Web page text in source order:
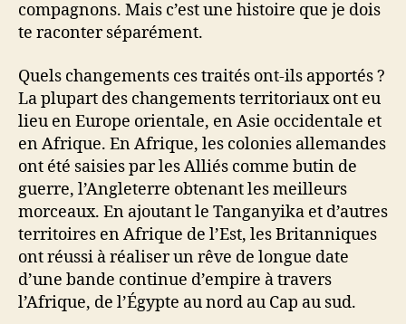
compagnons. Mais c’est une histoire que je dois
te raconter séparément.
Quels changements ces traités ont-ils apportés ?
La plupart des changements territoriaux ont eu
lieu en Europe orientale, en Asie occidentale et
en Afrique. En Afrique, les colonies allemandes
ont été saisies par les Alliés comme butin de
guerre, l’Angleterre obtenant les meilleurs
morceaux. En ajoutant le Tanganyika et d’autres
territoires en Afrique de l’Est, les Britanniques
ont réussi à réaliser un rêve de longue date
d’une bande continue d’empire à travers
l’Afrique, de l’Égypte au nord au Cap au sud.